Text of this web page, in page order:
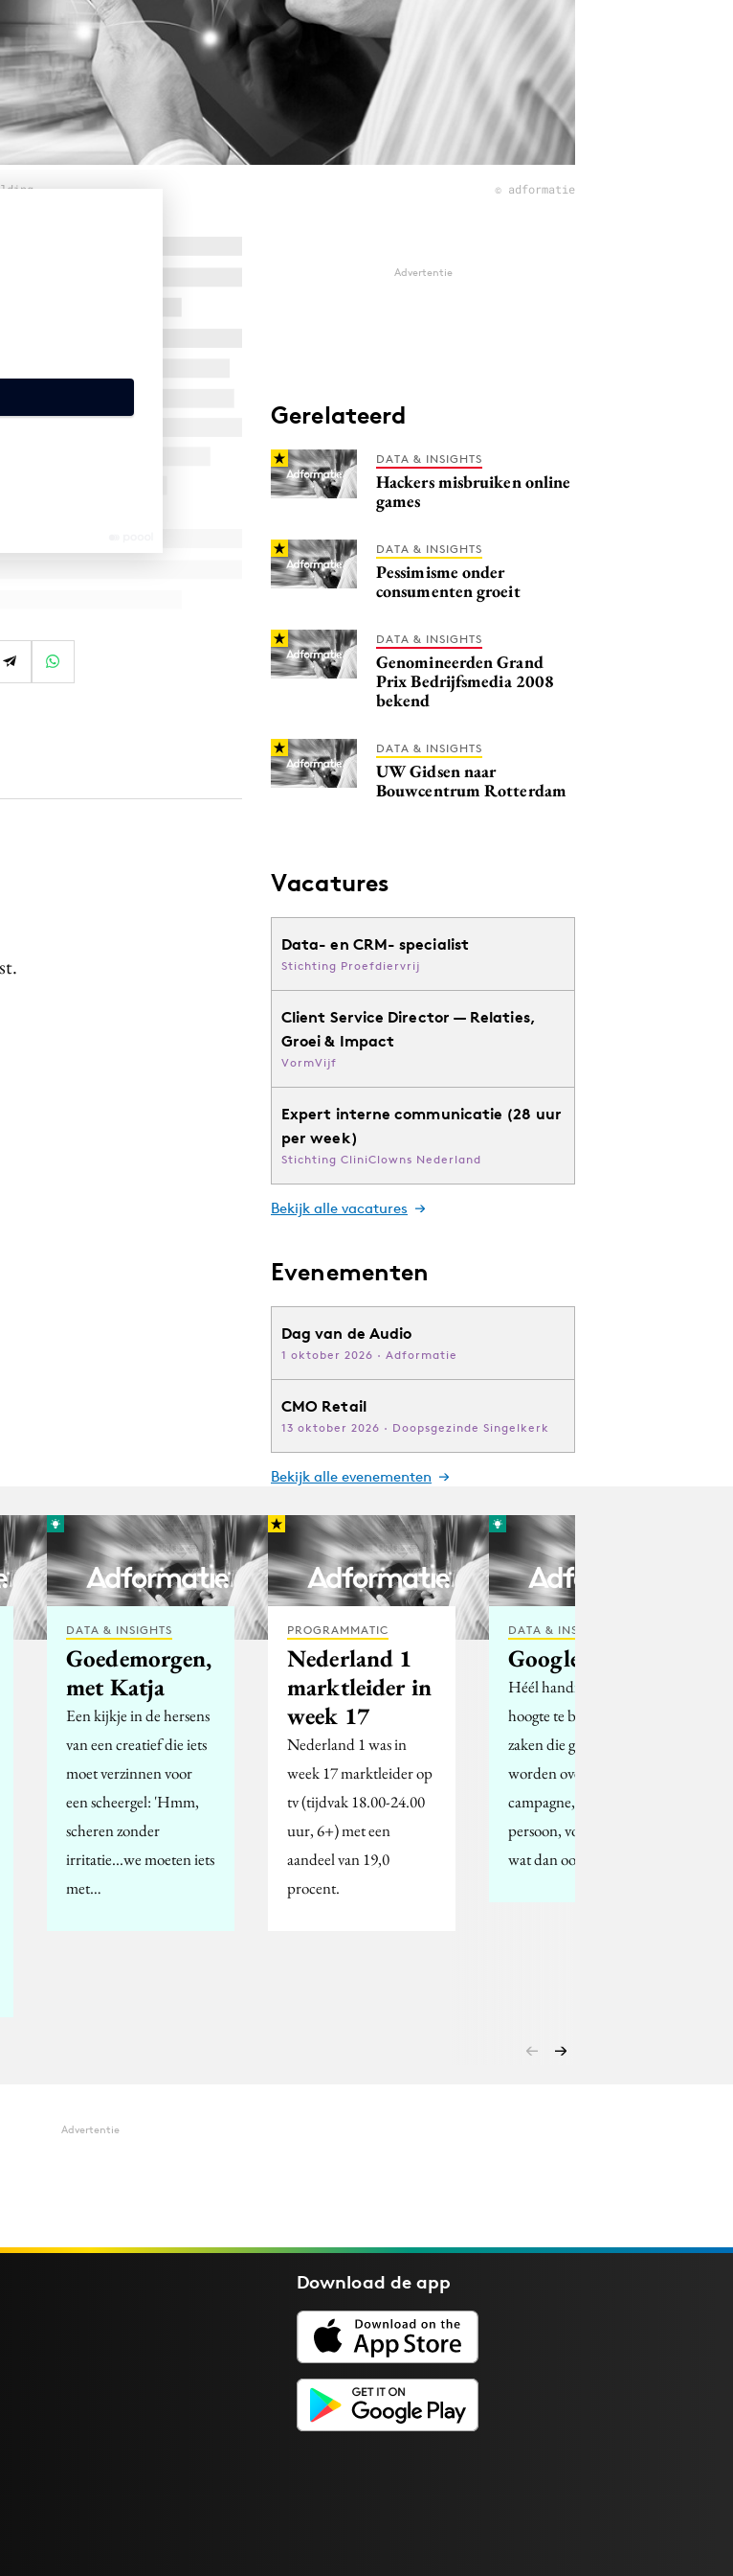
© adformatie
Advertentie
Gerelateerd
DATA & INSIGHTS
Hackers misbruiken online
games
DATA & INSIGHTS
Pessimisme onder
consumenten groeit
DATA & INSIGHTS
Genomineerden Grand
Prix Bedrijfsmedia 2008
bekend
DATA & INSIGHTS
UW Gidsen naar
Bouwcentrum Rotterdam
Vacatures
Data- en CRM- specialist
Stichting Proefdiervrij
Client Service Director — Relaties,
Groei & Impact
VormVijf
Expert interne communicatie (28 uur
per week)
Stichting CliniClowns Nederland
Bekijk alle vacatures
Evenementen
Dag van de Audio
1 oktober 2026 · Adformatie
CMO Retail
13 oktober 2026 · Doopsgezinde Singelkerk
Bekijk alle evenementen
DATA & INSIGHTS
Goedemorgen,
met Katja
Een kijkje in de hersens
van een creatief die iets
moet verzinnen voor
een scheergel: 'Hmm,
scheren zonder
irritatie...we moeten iets
met…
PROGRAMMATIC
Nederland 1
marktleider in
week 17
Nederland 1 was in
week 17 marktleider op
tv (tijdvak 18.00-24.00
uur, 6+) met een
aandeel van 19,0
procent.
DATA & INSIGHTS
Google Alerts
Héél handig om op de
hoogte te blijven van
zaken die geschreven
worden over je
campagne, bedrijf,
persoon, voetbalclub of
wat dan ook.…
Advertentie
Download deapp